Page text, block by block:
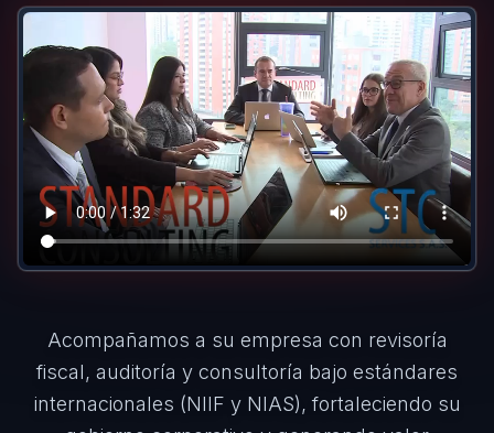
Acompañamos a su empresa con revisoría
fiscal, auditoría y consultoría bajo estándares
internacionales (NIIF y NIAS), fortaleciendo su